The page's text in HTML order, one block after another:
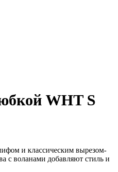
WHT S
и классическим вырезом-
с воланами добавляют стиль и